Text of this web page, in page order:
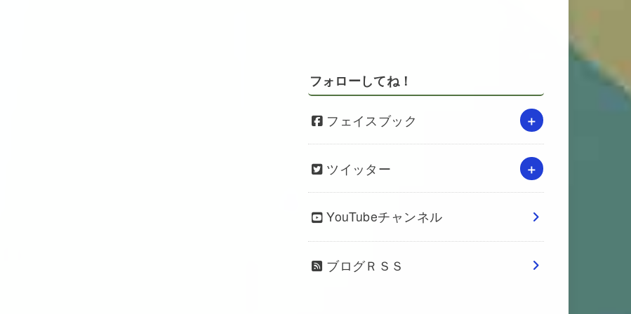
フォローしてね！
フェイスブック
ツイッター
YouTubeチャンネル
ブログＲＳＳ